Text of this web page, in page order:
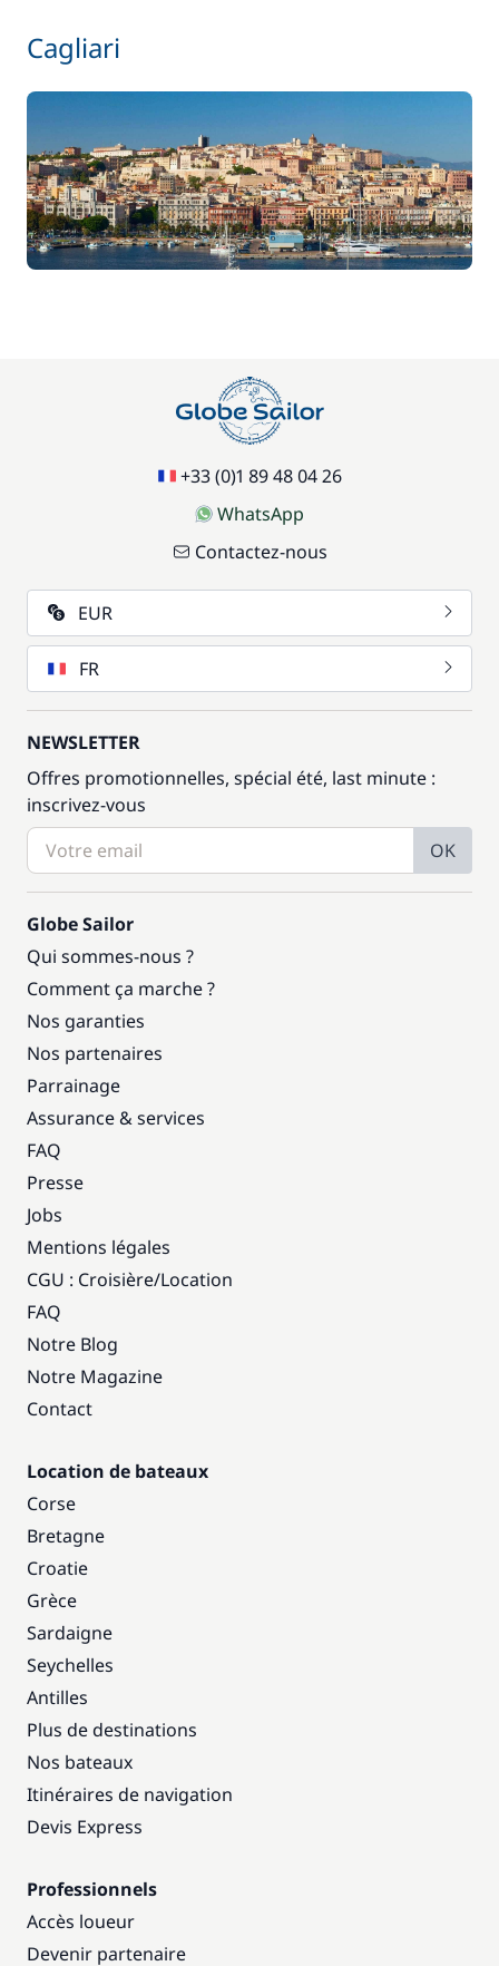
Cagliari
+33 (0)1 89 48 04 26
WhatsApp
Contactez-nous
EUR
FR
NEWSLETTER
Offres promotionnelles, spécial été, last minute :
inscrivez-vous
OK
Globe Sailor
Qui sommes-nous ?
Comment ça marche ?
Nos garanties
Nos partenaires
Parrainage
Assurance & services
FAQ
Presse
Jobs
Mentions légales
CGU : Croisière/Location
FAQ
Notre Blog
Notre Magazine
Contact
Location de bateaux
Corse
Bretagne
Croatie
Grèce
Sardaigne
Seychelles
Antilles
Plus de destinations
Nos bateaux
Itinéraires de navigation
Devis Express
Professionnels
Accès loueur
Devenir partenaire